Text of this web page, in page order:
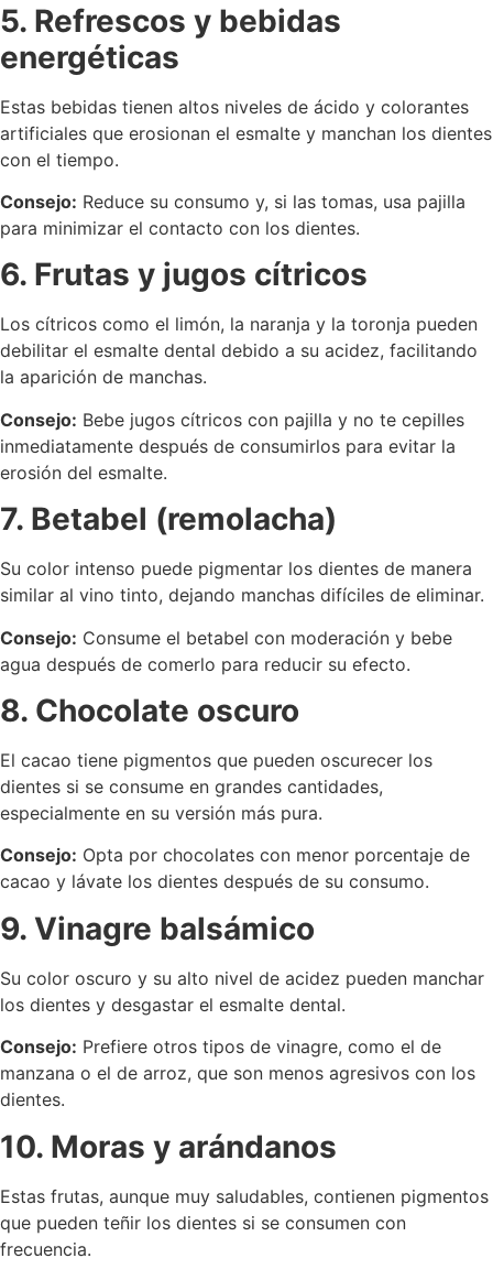
5. Refrescos y bebidas
energéticas
Estas bebidas tienen altos niveles de ácido y colorantes
artificiales que erosionan el esmalte y manchan los dientes
con el tiempo.
Consejo: Reduce su consumo y, si las tomas, usa pajilla
para minimizar el contacto con los dientes.
6. Frutas y jugos cítricos
Los cítricos como el limón, la naranja y la toronja pueden
debilitar el esmalte dental debido a su acidez, facilitando
la aparición de manchas.
Consejo: Bebe jugos cítricos con pajilla y no te cepilles
inmediatamente después de consumirlos para evitar la
erosión del esmalte.
7. Betabel (remolacha)
Su color intenso puede pigmentar los dientes de manera
similar al vino tinto, dejando manchas difíciles de eliminar.
Consejo: Consume el betabel con moderación y bebe
agua después de comerlo para reducir su efecto.
8. Chocolate oscuro
El cacao tiene pigmentos que pueden oscurecer los
dientes si se consume en grandes cantidades,
especialmente en su versión más pura.
Consejo: Opta por chocolates con menor porcentaje de
cacao y lávate los dientes después de su consumo.
9. Vinagre balsámico
Su color oscuro y su alto nivel de acidez pueden manchar
los dientes y desgastar el esmalte dental.
Consejo: Prefiere otros tipos de vinagre, como el de
manzana o el de arroz, que son menos agresivos con los
dientes.
10. Moras y arándanos
Estas frutas, aunque muy saludables, contienen pigmentos
que pueden teñir los dientes si se consumen con
frecuencia.